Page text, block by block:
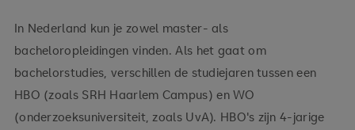
In Nederland kun je zowel master- als
bacheloropleidingen vinden. Als het gaat om
bachelorstudies, verschillen de studiejaren tussen een
HBO (zoals SRH Haarlem Campus) en WO
(onderzoeksuniversiteit, zoals UvA). HBO's zijn 4-jarige